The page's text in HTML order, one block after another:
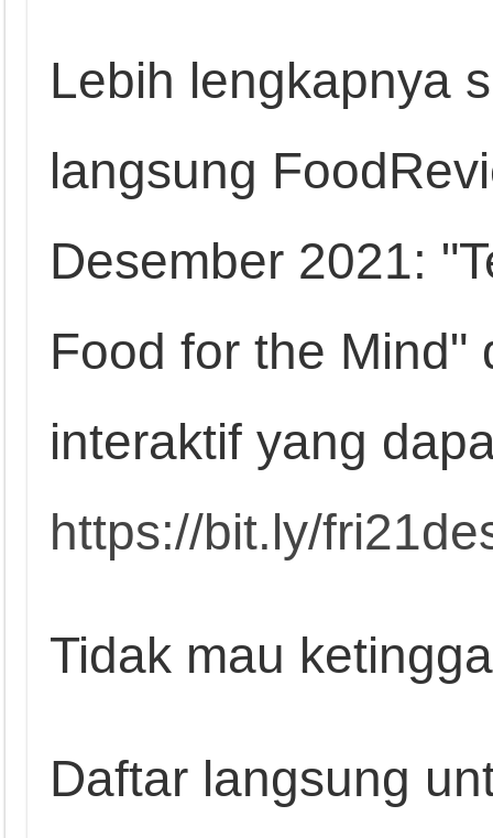
Lebih lengkapnya
langsung
Desember 2021:
Food for the Mind"
interaktif yang
https://bit.ly/
Tidak mau
Daftar langsung